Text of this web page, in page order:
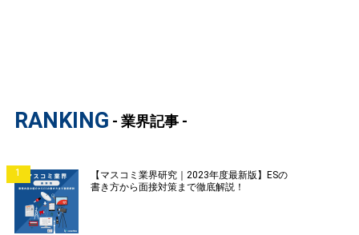
RANKING - 業界記事 -
1
【マスコミ業界研究｜2023年度最新版】ESの
書き方から面接対策まで徹底解説！